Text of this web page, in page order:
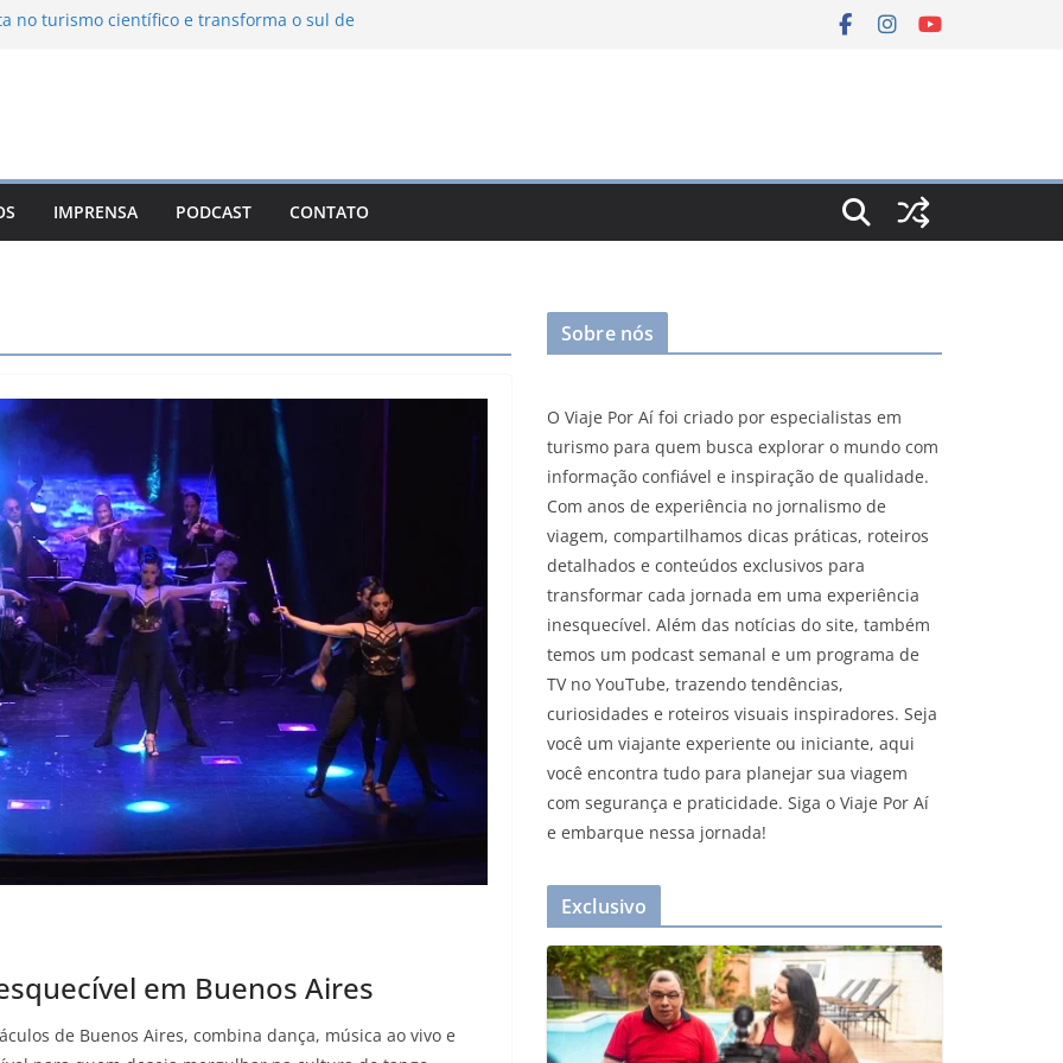
no turismo científico e transforma o sul de
em Campos do Jordão
Nuevo León: o Pueblo Mágico com ruas
e turismo à beira da represa
IMPRENSA PODCAST CONTATO
em Buenos Aires
de Buenos Aires, combina dança, música ao vivo e
Sobre nós
O Viaje Por Aí foi criado por especialistas em
turismo para quem busca explorar o mundo com
informação confiável e inspiração de qualidade.
Com anos de experiência no jornalismo de
viagem, compartilhamos dicas práticas, roteiros
detalhados e conteúdos exclusivos para
transformar cada jornada em uma experiência
inesquecível. Além das notícias do site, também
temos um podcast semanal e um programa de
TV no YouTube, trazendo tendências,
curiosidades e roteiros visuais inspiradores. Seja
você um viajante experiente ou iniciante, aqui
você encontra tudo para planejar sua viagem
com segurança e praticidade. Siga o Viaje Por Aí
e embarque nessa jornada!
Exclusivo